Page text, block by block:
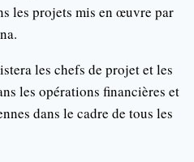
les projets mis en œuvre par
les chefs de projet et les
les opérations financières et
dans le cadre de tous les